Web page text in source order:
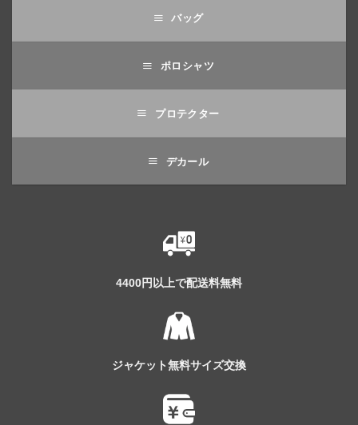
バッグ
ポロシャツ
プロテクター
デカール
4400円以上で配送料無料
ジャケット無料サイズ交換